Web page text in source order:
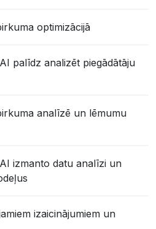
optimizācijā
palīdz analizēt piegādātāju
analīzē un lēmumu
izmanto datu analīzi un
izaicinājumiem un